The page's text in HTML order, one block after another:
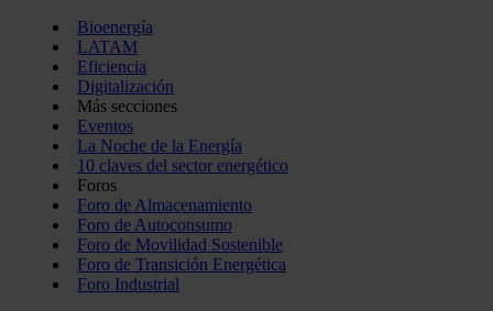
Bioenergía
LATAM
Eficiencia
Digitalización
Más secciones
Eventos
La Noche de la Energía
10 claves del sector energético
Foros
Foro de Almacenamiento
Foro de Autoconsumo
Foro de Movilidad Sostenible
Foro de Transición Energética
Foro Industrial